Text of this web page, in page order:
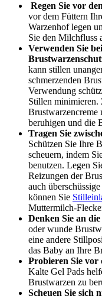
Regen Sie vor
vor dem Füttern
Warzenhof legen
Sie den Milchfluss
Verwenden Sie
kann stillen
schmerzenden
Verwendung
Stillen minimieren.
Brustwarzencreme
beruhigen und die
Tragen Sie
Schützen Sie Ihre
scheuern, indem
benutzen. Legen
Reizungen der
auch
können Sie
Muttermilch-
Denken Sie an
oder wunde
eine andere
das Baby an Ihre
Probieren Sie vor
Kalte Gel Pads
Brustwarzen zu
Scheuen Sie sich